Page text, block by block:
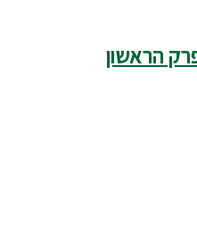
הראשון